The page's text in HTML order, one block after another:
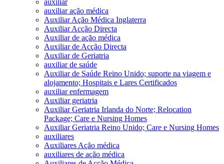
auxiliar ação médica
Auxiliar Ação Médica Inglaterra
Auxiliar Acção Directa
Auxiliar de ação médica
Auxiliar de Acção Directa
Auxiliar de Geriatria
auxiliar de saúde
Auxiliar de Saúde Reino Unido; suporte na viagem e
alojamento; Hospitais e Lares Certificados
auxiliar enfermagem
Auxiliar geriatria
Auxiliar Geriatria Irlanda do Norte; Relocation
Package; Care e Nursing Homes
Auxiliar Geriatria Reino Unido; Care e Nursing Homes
auxiliares
Auxiliares Ação médica
auxiliares de ação médica